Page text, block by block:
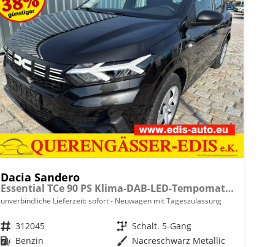
Dacia Sandero
Essential TCe 90 PS Klima-DAB-LED-Tempomat-Limiter-Sofort
unverbindliche Lieferzeit: sofort Neuwagen mit Tageszulassung
Fahrzeugnr. 312045 Getriebe Schalt. 5-Gang
Kraftstoff Benzin Außenfarbe Nacreschwarz Metallic